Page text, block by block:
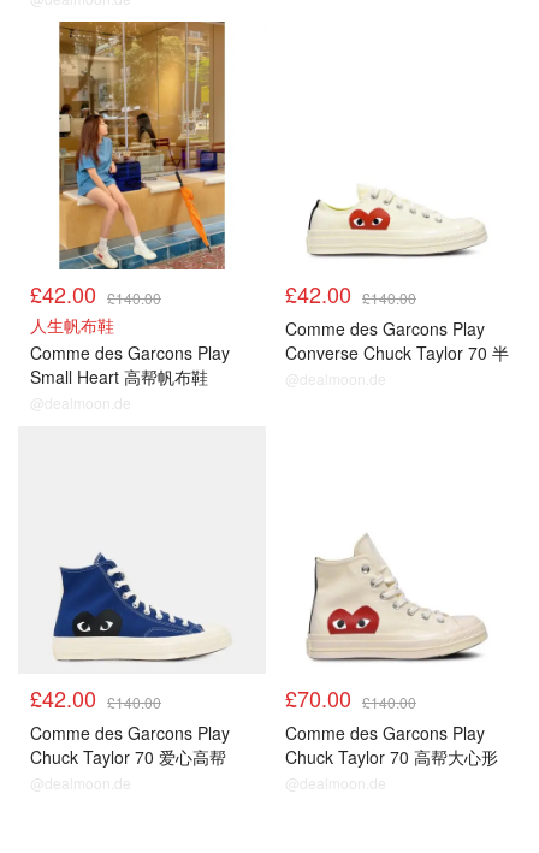
£42.00 £140.00
人生帆布鞋
Comme des Garcons Play
Small Heart 高帮帆布鞋
@dealmoon.de
£42.00 £140.00
Comme des Garcons Play
Converse Chuck Taylor 70 半
露心帆布鞋
@dealmoon.de
£42.00 £140.00
Comme des Garcons Play
Chuck Taylor 70 爱心高帮
@dealmoon.de
£70.00 £140.00
Comme des Garcons Play
Chuck Taylor 70 高帮大心形
@dealmoon.de